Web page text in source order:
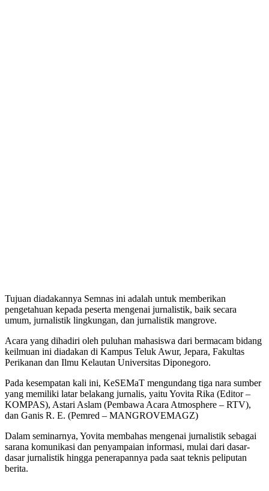
Tujuan diadakannya Semnas ini adalah untuk memberikan
pengetahuan kepada peserta mengenai jurnalistik, baik secara
umum, jurnalistik lingkungan, dan jurnalistik mangrove.
Acara yang dihadiri oleh puluhan mahasiswa dari bermacam bidang
keilmuan ini diadakan di Kampus Teluk Awur, Jepara, Fakultas
Perikanan dan Ilmu Kelautan Universitas Diponegoro.
Pada kesempatan kali ini, KeSEMaT mengundang tiga nara sumber
yang memiliki latar belakang jurnalis, yaitu Yovita Rika (Editor –
KOMPAS), Astari Aslam (Pembawa Acara Atmosphere – RTV),
dan Ganis R. E. (Pemred – MANGROVEMAGZ)
Dalam seminarnya, Yovita membahas mengenai jurnalistik sebagai
sarana komunikasi dan penyampaian informasi, mulai dari dasar-
dasar jurnalistik hingga penerapannya pada saat teknis peliputan
berita.